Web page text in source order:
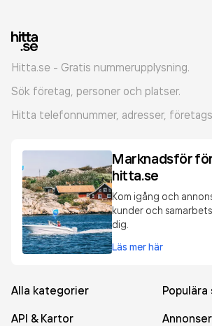
Hitta.se - Gratis nummerupplysning.
Sök företag, personer och platser.
Hitta telefonnummer, adresser,
Marknadsför
hitta.se
Kom igång och
kunder och
dig.
Läs mer här
Alla kategorier
API & Kartor